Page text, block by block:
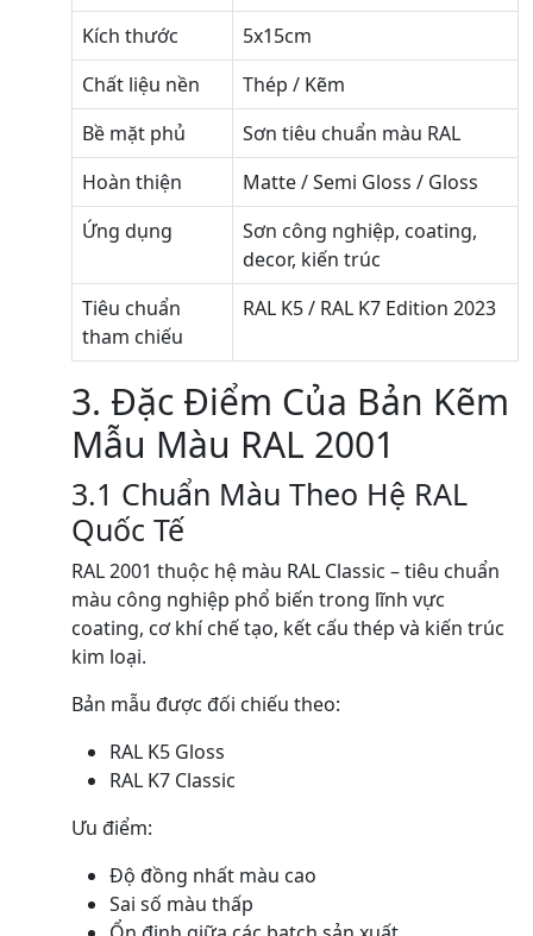
Kích thước
5x15cm
Chất liệu nền
Thép / Kẽm
Bề mặt phủ
Sơn tiêu chuẩn màu RAL
Hoàn thiện
Matte / Semi Gloss / Gloss
Ứng dụng
Sơn công nghiệp, coating,
decor, kiến trúc
Tiêu chuẩn
tham chiếu
RAL K5 / RAL K7 Edition 2023
3. Đặc Điểm Của Bản Kẽm
Mẫu Màu RAL 2001
3.1 Chuẩn Màu Theo Hệ RAL
Quốc Tế
RAL 2001 thuộc hệ màu RAL Classic – tiêu chuẩn
màu công nghiệp phổ biến trong lĩnh vực
coating, cơ khí chế tạo, kết cấu thép và kiến trúc
kim loại.
Bản mẫu được đối chiếu theo:
RAL K5 Gloss
RAL K7 Classic
Ưu điểm:
Độ đồng nhất màu cao
Sai số màu thấp